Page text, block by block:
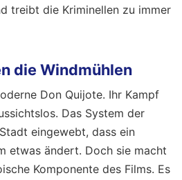
treibt die Kriminellen zu immer
die Windmühlen
Don Quijote. Ihr Kampf
Das System der
eingewebt, dass ein
etwas ändert. Doch sie macht
Komponente des Films. Es